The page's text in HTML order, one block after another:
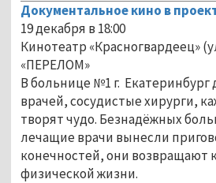
Документальное кино в
19 декабря в 18:00
Кинотеатр «Красногвардеец»
«ПЕРЕЛОМ»
В больнице №1 г.
врачей, сосудистые хирурги,
творят чудо. Безнадёжных
лечащие врачи вынесли
конечностей, они возвращают
физической жизни.